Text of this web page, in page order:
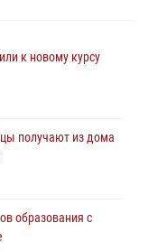
к новому курсу
получают из дома
образования с